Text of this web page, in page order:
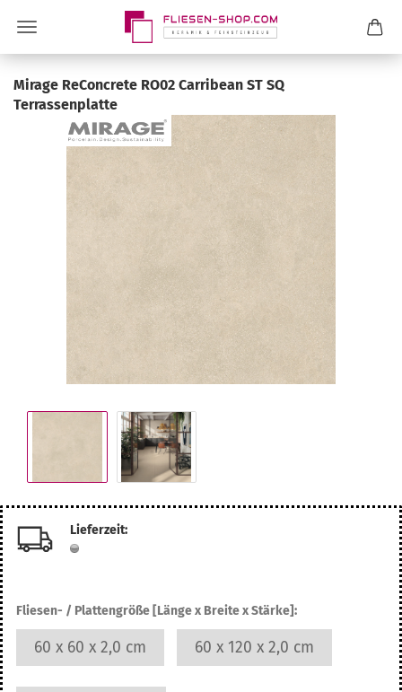
Mirage ReConcrete RO02 Carribean ST SQ
Terrassenplatte
Lieferzeit:
Fliesen- / Plattengröße [Länge x Breite x Stärke]:
60 x 60 x 2,0 cm 60 x 120 x 2,0 cm